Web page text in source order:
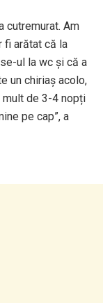
cutremurat. Am
fi arătat că la
ul la wc și că a
un chiriaș acolo,
de 3-4 nopți
pe cap”, a